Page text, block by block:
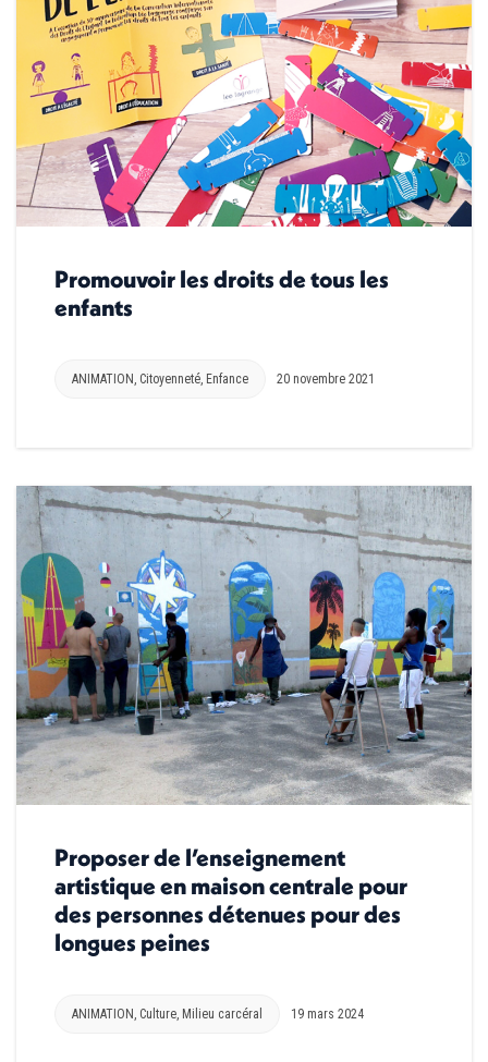
Promouvoir les droits de tous les
enfants
ANIMATION, Citoyenneté, Enfance 20 novembre 2021
Proposer de l’enseignement
artistique en maison centrale pour
des personnes détenues pour des
longues peines
ANIMATION Culture Milieu carcéral 19 mars 2024